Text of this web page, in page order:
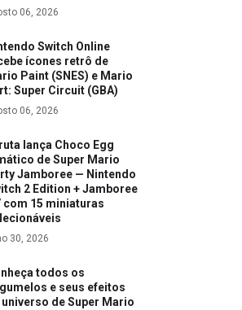
06, 2026
Switch Online
ícones retrô de
Paint (SNES) e Mario
Super Circuit (GBA)
06, 2026
lança Choco Egg
de Super Mario
Jamboree — Nintendo
2 Edition + Jamboree
com 15 miniaturas
30, 2026
todos os
e seus efeitos
universo de Super Mario